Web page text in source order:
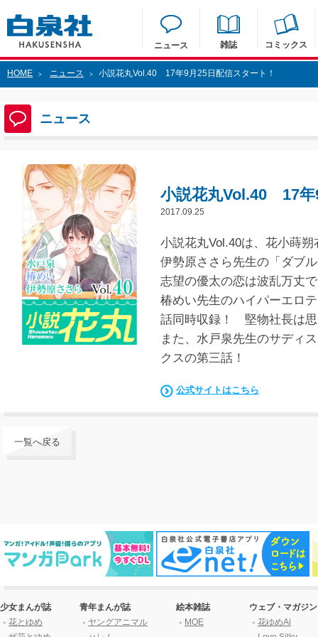
ニュース 雑誌 コミックス
HOME > ニュース > 小説花丸Vol.40 17年9月25日配信スタート！
ニュース
小説花丸Vol.40 17年
2017.09.25
小説花丸Vol.40は、花小蒔
伊勢原ささら先生の「ダブ
志望の優太の恋は波乱万丈
椿めい先生のハイパーエロ
話同時収録！ 堅物社長は
また、水戸泉先生のサディ
クスの第三話！
公式サイトはこちら
一覧へ戻る
少女まんが誌
花とゆめ
青年まんが誌
ヤングアニマル
絵本雑誌
MOE
ウェブ・マガジン
花ゆめAi